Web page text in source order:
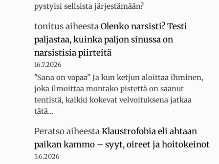
pystyisi sellsista järjestämään?
tonitusaiheestaOlenko narsisti? Testi
paljastaa, kuinka paljon sinussa on
narsistisia piirteitä
16.7.2026
"Sana on vapaa" Ja kun ketjun aloittaa ihminen,
joka ilmoittaa montako pistettä on saanut
tentistä, kaikki kokevat velvoituksena jatkaa
tätä…
PeratsoaiheestaKlaustrofobia eli ahtaan
paikan kammo – syyt, oireet ja hoitokeinot
5.6.2026